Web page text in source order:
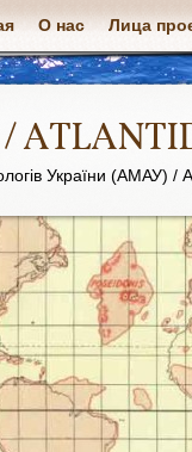
О нас Лица
України